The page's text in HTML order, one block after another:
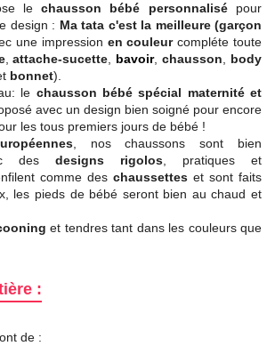
lechausson bébé personnalisépour
design : Ma tata c'est la meilleure (garçon
une impression en couleurcompléte toute
,attache-sucette bavoir,chausson
body
bonnet).
le chausson bébé spécial maternité et
avec un design bien soigné pour encore
les tous premiers jours de bébé !
, nos chaussons sont bien
des designs rigolos , pratiques et
comme des chaussettes et sont faits
les pieds de bébé seront bien au chaud et
et tendres tant dans les couleurs que
:
de :